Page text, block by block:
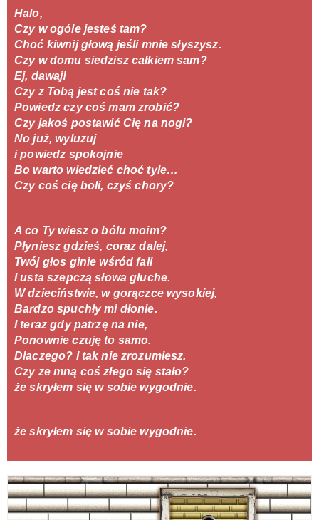
Halo,
Czy w ogóle jesteś tam?
Choć kiwnij głową jeśli mnie słyszysz.
Czy w domu siedzisz całkiem sam?
Ej, dawaj!
Czy z Tobą jest coś nie tak?
Powiedz czy coś mam zrobić?
Czy jakoś postawić Cię na nogi?
No już, wyluzuj
i powiedz spokojnie
Bo warto wiedzieć choć tyle…
Czy coś cię boli, czyś chory?
A co Ty wiesz o bólu moim?
Płyniesz gdzieś, coraz dalej,
Twój głos ginie wśród fali
I usta szepczą słowa głuche.
W dzieciństwie, w gorączce wysokiej,
Bardzo spuchły mi dłonie.
I teraz gdy patrzę na nie,
Ponownie czuję to samo.
Dlaczego? I tak nie zrozumiesz.
Czy ze mną coś złego się stało?
że skryłem się w sobie wygodnie.
że skryłem się w sobie wygodnie.